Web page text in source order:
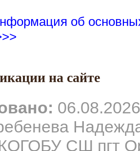
об
на сайте
06.08.2026
СШ пгт